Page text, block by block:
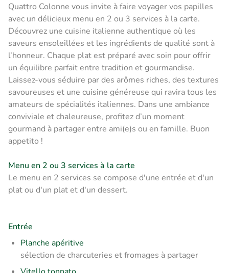
Quattro Colonne vous invite à faire voyager vos papilles
avec un délicieux menu en 2 ou 3 services à la carte.
Découvrez une cuisine italienne authentique où les
saveurs ensoleillées et les ingrédients de qualité sont à
l’honneur. Chaque plat est préparé avec soin pour offrir
un équilibre parfait entre tradition et gourmandise.
Laissez-vous séduire par des arômes riches, des textures
savoureuses et une cuisine généreuse qui ravira tous les
amateurs de spécialités italiennes. Dans une ambiance
conviviale et chaleureuse, profitez d’un moment
gourmand à partager entre ami(e)s ou en famille. Buon
appetito !
Menu en 2 ou 3 services à la carte
Le menu en 2 services se compose d'une entrée et d'un
plat ou d'un plat et d'un dessert.
Entrée
Planche apéritive
sélection de charcuteries et fromages à partager